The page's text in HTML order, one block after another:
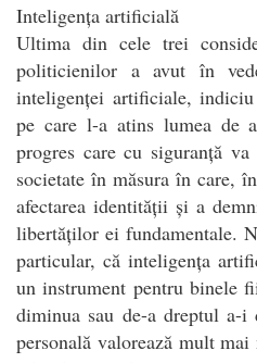
Inteligența artificială
Ultima din cele trei
politicienilor a avut în
inteligenței artificiale,
pe care l-a atins lumea de
progres care cu siguranță
societate în măsura în care,
afectarea identității și a
libertăților ei fundamentale.
particular, că inteligența
un instrument pentru binele
diminua sau de-a dreptul a-i
personală valorează mult